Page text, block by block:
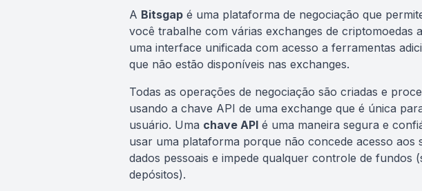
A Bitsgap é uma plataforma de negociação que
você trabalhe com várias exchanges de criptomoedas
uma interface unificada com acesso a ferramentas
que não estão disponíveis nas exchanges.
Todas as operações de negociação são criadas e
usando a chave API de uma exchange que é única
usuário. Uma chave API é uma maneira segura e
usar uma plataforma porque não concede acesso aos
dados pessoais e impede qualquer controle de fundos
depósitos).